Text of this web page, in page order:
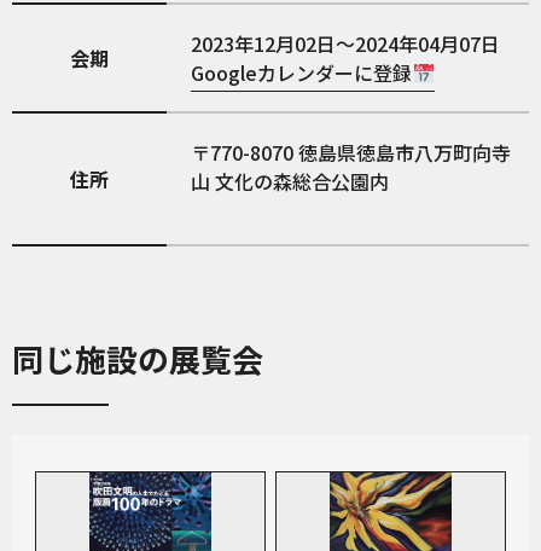
会期
2023年12月02日～2024年04月07日
Googleカレンダーに登録
住所
770-8070徳島県徳島市八万町向寺
山 文化の森総合公園内
同じ施設の展覧会